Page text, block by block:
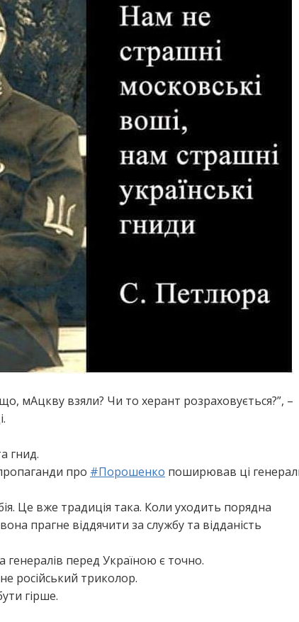
мАцкву взяли? Чи то херант розраховується?”, –
гнид.
про #Порошенко поширював ці
Це вже традиція така. Коли уходить порядна
прагне віддячити за службу та відданість
генералів перед Україною є точно.
російський триколор.
гірше.